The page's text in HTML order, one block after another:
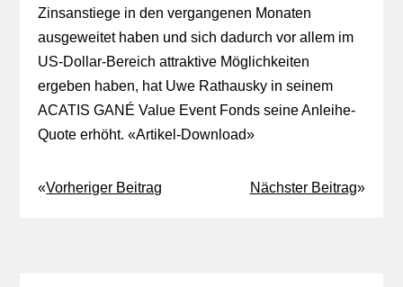
Zinsanstiege in den vergangenen Monaten
ausgeweitet haben und sich dadurch vor allem im
US-Dollar-Bereich attraktive Möglichkeiten
ergeben haben, hat Uwe Rathausky in seinem
ACATIS GANÉ Value Event Fonds seine Anleihe-
Quote erhöht. «Artikel-Download»
«Vorheriger Beitrag Nächster Beitrag»